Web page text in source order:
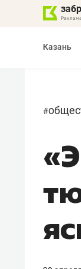
Казань
#